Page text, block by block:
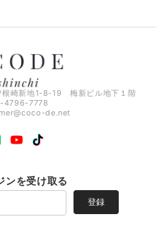
崎新地1-8-19 梅新ビル地下１階
4796-7778
de.net
ンを受け取る
登録